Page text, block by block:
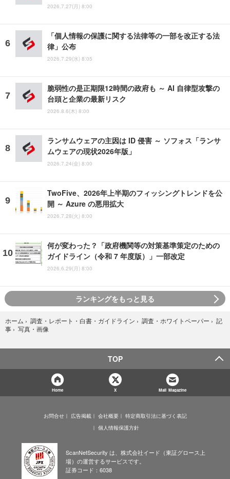
2026.7.27(月) 8:00
「個人情報の保護に関する法律等の一部を改正する法
律」公布
2026.7.29(水) 8:05
脆弱性の是正期限12時間の政府も ～ AI 自律型攻撃の
台頭と企業の最新リスク
2026.8.6(木) 8:00
ランサムウェアの主因は ID 侵害 ～ ソフォス「ランサ
ムウェアの現状2026年版」
2026.7.24(金) 8:00
TwoFive、2026年上半期のフィッシングトレンドを公
開 ～ Azure の悪用拡大
2026.7.28(火) 8:00
何が変わった？「政府機関等の対策基準策定のための
ガイドライン（令和 7 年度版）」一部改定
2026.6.29(月) 8:00
ランキングをもっと見る
ホーム › 調査・レポート・白書・ガイドライン › 調査・ホワイトペーパー › 記
事 › 写真・画像
TOP
Home X Mail Magazine
お問合せ 広告掲載 会社概要
特定商取引法に基づく表記
個人情報保護方針
ScanNetSecurity は、株式会社イード（東証グロース上
場）の運営するサービスです。
証券コード：6038